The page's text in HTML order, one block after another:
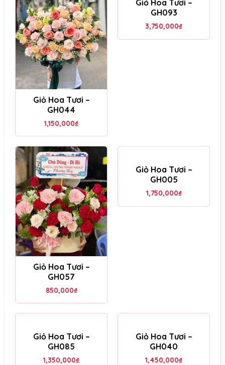
Giỏ Hoa Tươi –
GH044
1,150,000₫
Giỏ Hoa Tươi –
GH093
3,750,000₫
Giỏ Hoa Tươi –
GH057
850,000₫
Giỏ Hoa Tươi –
GH005
1,750,000₫
Giỏ Hoa Tươi –
GH085
1,350,000₫
Giỏ Hoa Tươi –
GH040
1,450,000₫